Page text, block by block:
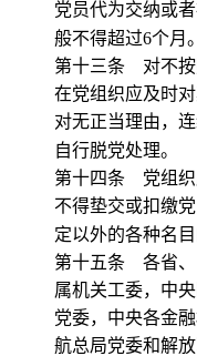
党员代为交纳或
般不得超过6个月。
第十三条 对不按
在党组织应及时
对无正当理由，
自行脱党处理。
第十四条 党组织
不得垫交或扣缴
定以外的各种名目
第十五条 各省、
属机关工委，中
党委，中央各金
航总局党委和解